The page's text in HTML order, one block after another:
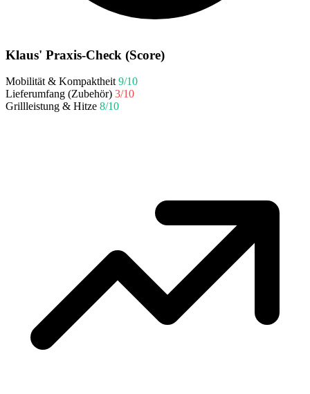
Klaus' Praxis-Check (Score)
Mobilität & Kompaktheit 9/10
Lieferumfang (Zubehör) 3/10
Grillleistung & Hitze 8/10